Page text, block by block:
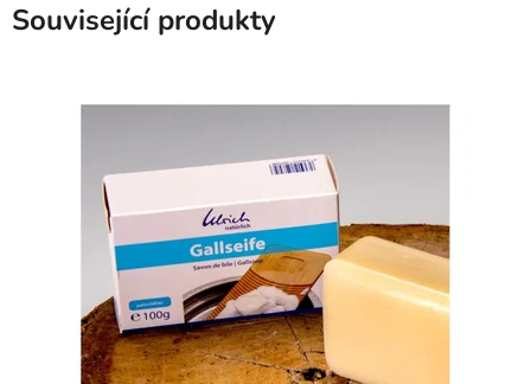
Související produkty